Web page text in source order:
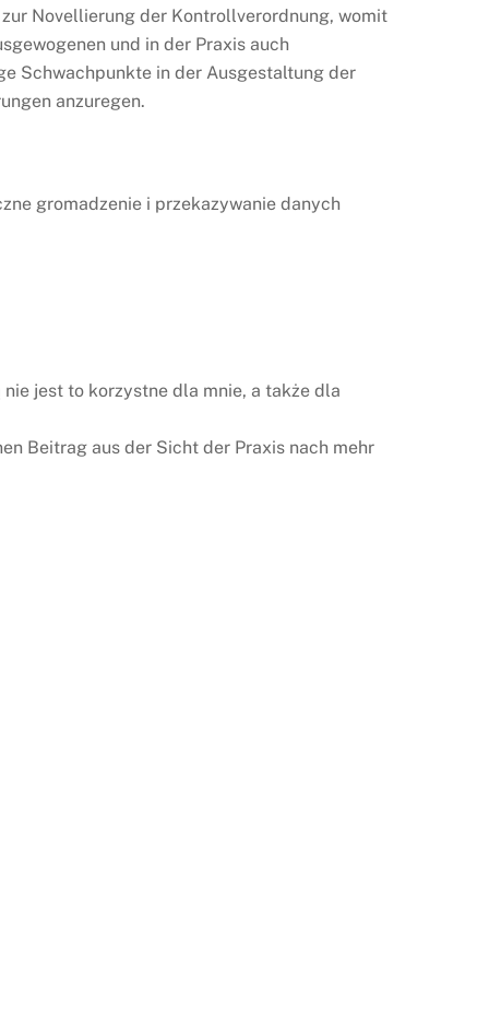
Novellierung der Kontrollverordnung, womit
und in der Praxis auch
Schwachpunkte in der Ausgestaltung der
anzuregen.
gromadzenie i przekazywanie danych
jest to korzystne dla mnie, a także dla
Beitrag aus der Sicht der Praxis nach mehr